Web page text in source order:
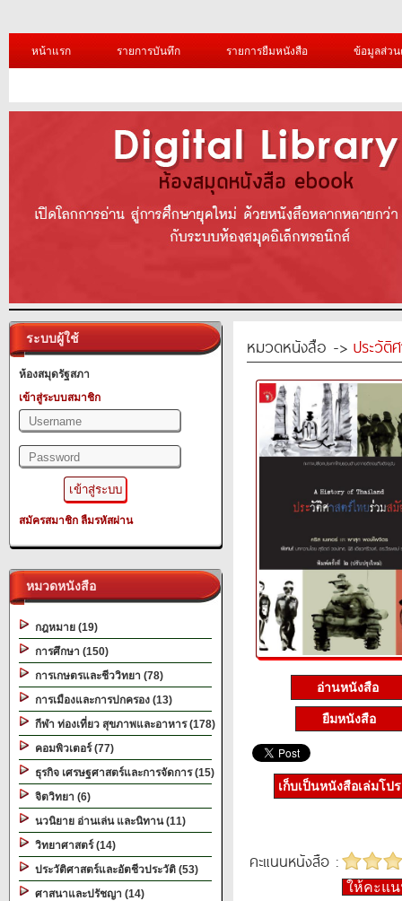
หน้าแรก รายการบันทึก รายการยืมหนังสือ ข้อมูลส่ว
ระบบผู้ใช้
ห้องสมุดรัฐสภา
เข้าสู่ระบบสมาชิก
สมัครสมาชิก ลืมรหัสผ่าน
หมวดหนังสือ
กฎหมาย (19)
การศึกษา (150)
การเกษตรและชีววิทยา (78)
การเมืองและการปกครอง (13)
กีฬา ท่องเที่ยว สุขภาพและอาหาร (178)
คอมพิวเตอร์ (77)
ธุรกิจ เศรษฐศาสตร์และการจัดการ (15)
จิตวิทยา (6)
นวนิยาย อ่านเล่น และนิทาน (11)
วิทยาศาสตร์ (14)
ประวัติศาสตร์และอัตชีวประวัติ (53)
ศาสนาและปรัชญา (14)
หมวดหนังสือ -> ประวัติ
อ่านหนังสือ
ยืมหนังสือ
เก็บเป็นหนังสือเล่มโป
คะแนนหนังสือ :
ให้คะแ